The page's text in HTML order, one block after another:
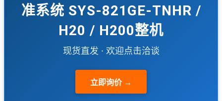
准系统 SYS-821GE-TNHR /
H20 / H200整机
现货直发 · 欢迎点击洽谈
立即询价 →